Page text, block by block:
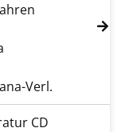
anzeigen
Verl.
CD